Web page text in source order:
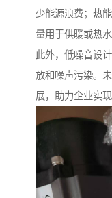
少能源浪费；热
量用于供暖或热
此外，低噪音设
放和噪声污染。
展，助力企业实现